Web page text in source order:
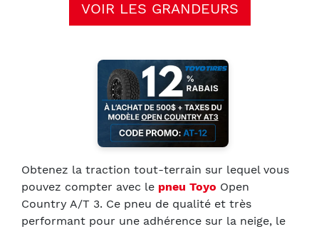
VOIR LES GRANDEURS
Obtenez la traction tout-terrain sur lequel vous
pouvez compter avec le pneu Toyo Open
Country A/T 3. Ce pneu de qualité et très
performant pour une adhérence sur la neige, le